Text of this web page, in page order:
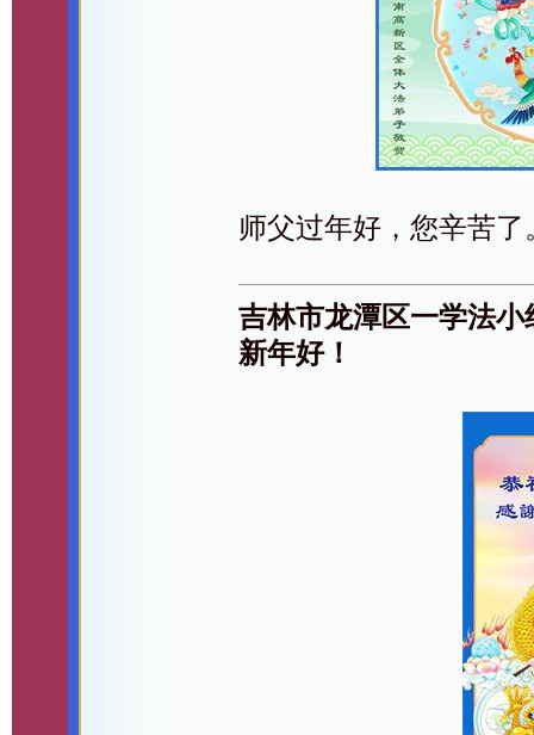
师父过年好，您辛苦了
吉林市龙潭区一学法
新年好！